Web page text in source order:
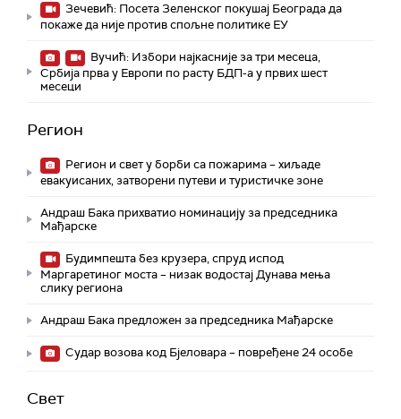
Зечевић: Посета Зеленског покушај Београда да
покаже да није против спољне политике ЕУ
Вучић: Избори најкасније за три месеца,
Србија прва у Европи по расту БДП-а у првих шест
месеци
Регион
Регион и свет у борби са пожарима – хиљаде
евакуисаних, затворени путеви и туристичке зоне
Андраш Бака прихватио номинацију за председника
Мађарске
Будимпешта без крузера, спруд испод
Маргаретиног моста – низак водостај Дунава мења
слику региона
Андраш Бакa предложен за председника Мађарске
Судар возова код Бјеловара – повређене 24 особе
Свет